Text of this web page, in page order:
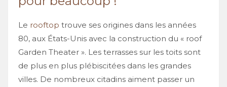
Le rooftop trouve ses origines dans les années
80, aux États-Unis avec la construction du « roof
Garden Theater ». Les terrasses sur les toits sont
de plus en plus plébiscitées dans les grandes
villes. De nombreux citadins aiment passer un